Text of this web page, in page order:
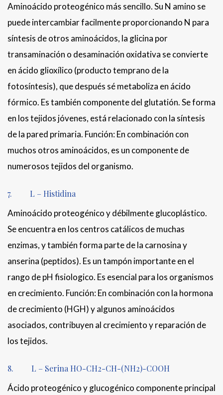
Aminoácido proteogénico más sencillo. Su N amino se
puede intercambiar facilmente proporcionando N para
síntesis de otros aminoácidos, la glicina por
transaminación o desaminación oxidativa se convierte
en ácido glioxílico (producto temprano de la
fotosíntesis), que después sé metaboliza en ácido
fórmico. Es también componente del glutatión. Se forma
en los tejidos jóvenes, está relacionado con la síntesis
de la pared primaria. Función: En combinación con
muchos otros aminoácidos, es un componente de
numerosos tejidos del organismo.
7. L – Histidina
Aminoácido proteogénico y débilmente glucoplástico.
Se encuentra en los centros catálicos de muchas
enzimas, y también forma parte de la carnosina y
anserina (peptidos). Es un tampón importante en el
rango de pH fisiologico. Es esencial para los organismos
en crecimiento. Función: En combinación con la hormona
de crecimiento (HGH) y algunos aminoácidos
asociados, contribuyen al crecimiento y reparación de
los tejidos.
8. L – Serina HO-CH2-CH-(NH2)-COOH
Ácido proteogénico y glucogénico componente principal